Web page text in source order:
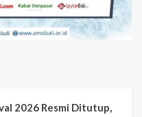
2026 Resmi Ditutup,